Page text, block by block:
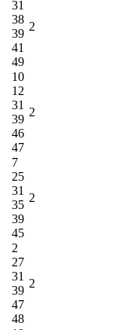
31
38
39
41
49
2
10
12
31
39
46
47
2
7
25
31
35
39
45
2
2
27
31
39
47
48
2